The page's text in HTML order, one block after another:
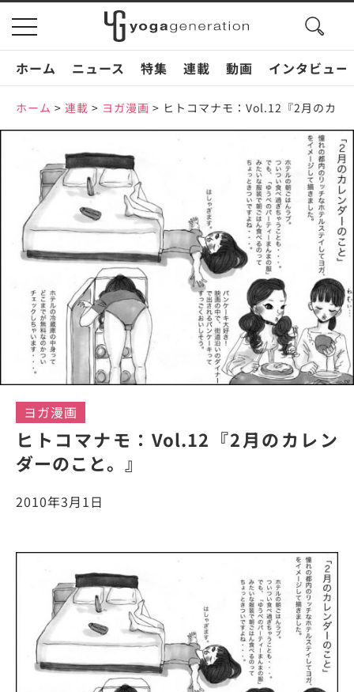
toggle
navigation
search
ホーム
ニュース 特集 連載 動画 インタビュー
ホーム > 連載 > ヨガ漫画 > ヒトコマナモ：Vol.12『2月のカレ
ヨガ漫画
ヒトコマナモ：Vol.12『2月のカレン
ダーのこと。』
2010年3月1日